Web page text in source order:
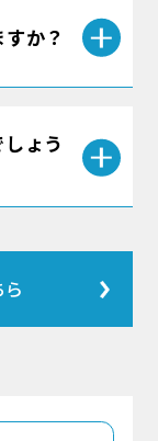
8時頃反映
からご希望の
か？
までです。
の場合
が、最寄り
ょう
覧くださ